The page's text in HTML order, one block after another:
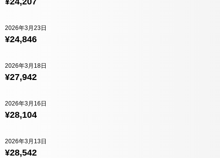
¥24,846
2026年3月23日
¥27,942
2026年3月18日
¥28,104
2026年3月16日
¥28,542
2026年3月13日